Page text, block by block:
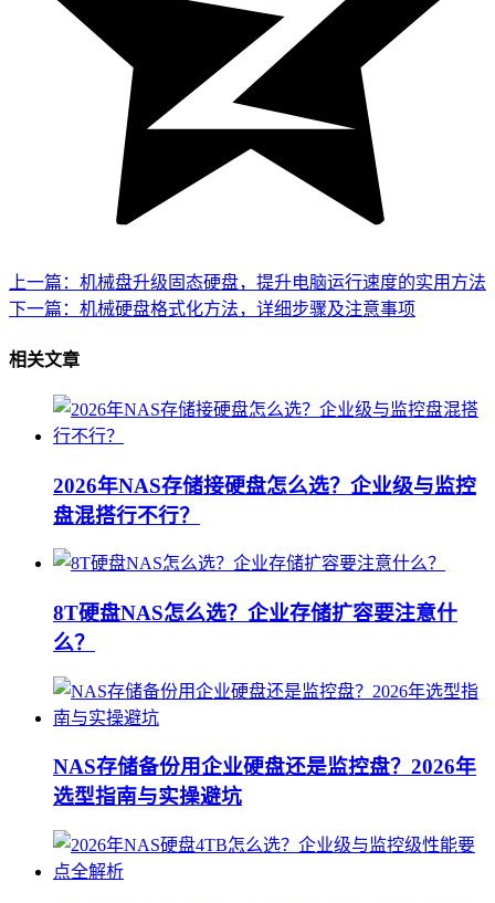
上一篇：机械盘升级固态硬盘，提升电脑运行速度的实用方法
下一篇：机械硬盘格式化方法，详细步骤及注意事项
相关文章
2026年NAS存储接硬盘怎么选？企业级与监控
盘混搭行不行？
8T硬盘NAS怎么选？企业存储扩容要注意什
么？
NAS存储备份用企业硬盘还是监控盘？2026年
选型指南与实操避坑